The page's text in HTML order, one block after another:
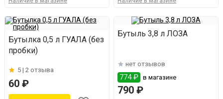
Бутылка 0,5 л ГУАЛА (без
пробки)
5 | 2 отзыва
60 ₽
Бутыль 3,8 л ЛОЗА
нет отзывов
774 ₽ в магазине
790 ₽